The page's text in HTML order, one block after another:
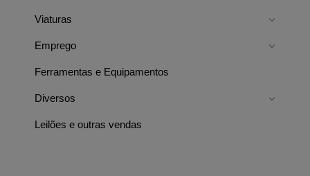
Viaturas
Emprego
Ferramentas e Equipamentos
Diversos
Leilões e outras vendas